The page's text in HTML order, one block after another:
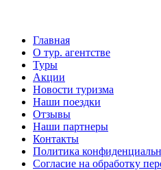
Главная
О тур. агентстве
Туры
Акции
Новости туризма
Наши поездки
Отзывы
Наши партнеры
Контакты
Политика
Согласие на обработку